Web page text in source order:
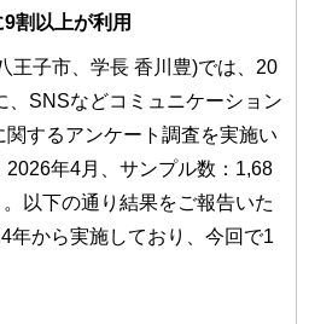
割以上が利用
王⼦市、学⻑ 香川豊)では、20
、SNSなどコミュニケーション
するアンケート調査を実施い
年4月、サンプル数：1,68
以下の通り結果をご報告いた
年から実施しており、今回で1